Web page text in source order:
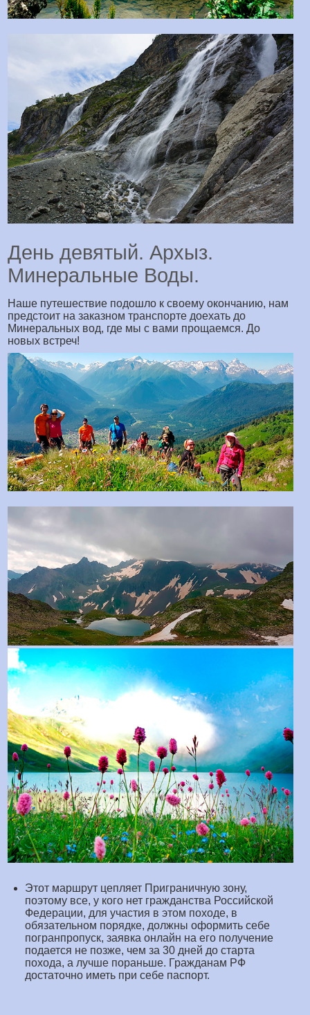
День девятый. Архыз.
Минеральные Воды.
Наше путешествие подошло к своему окончанию, нам
предстоит на заказном транспорте доехать до
Минеральных вод, где мы с вами прощаемся. До
новых встреч!
Этот маршрут цепляет Приграничную зону,
поэтому все, у кого нет гражданства Российской
Федерации, для участия в этом походе, в
обязательном порядке, должны оформить себе
погранпропуск, заявка онлайн на его получение
подается не позже, чем за 30 дней до старта
похода, а лучше пораньше. Гражданам РФ
достаточно иметь при себе паспорт.